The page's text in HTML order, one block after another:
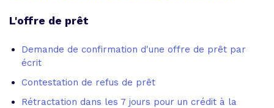
L'offre de prêt
Demande de confirmation d'une offre de prêt par
écrit
Contestation de refus de prêt
Rétractation dans les 7 jours pour un crédit à la